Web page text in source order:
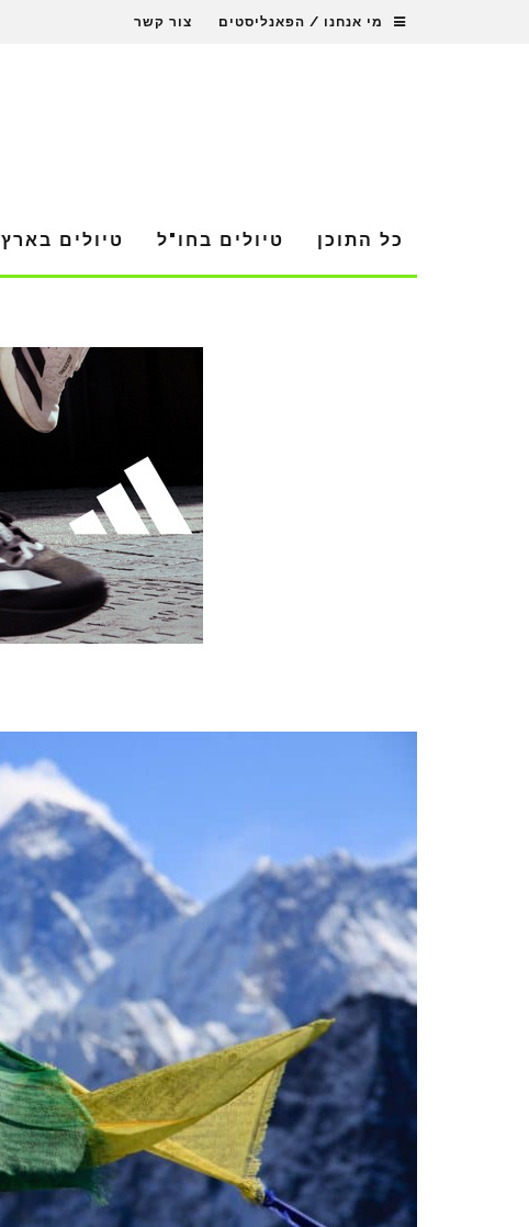
מי אנחנו / הפאנליסטים צור קשר
כל התוכן טיולים בחו"ל טיולים בארץ